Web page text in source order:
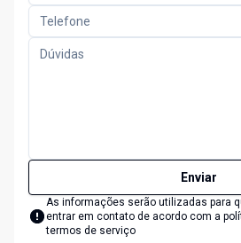
Enviar
As informações serão utilizadas para
entrar em contato de acordo com a
termos de serviço